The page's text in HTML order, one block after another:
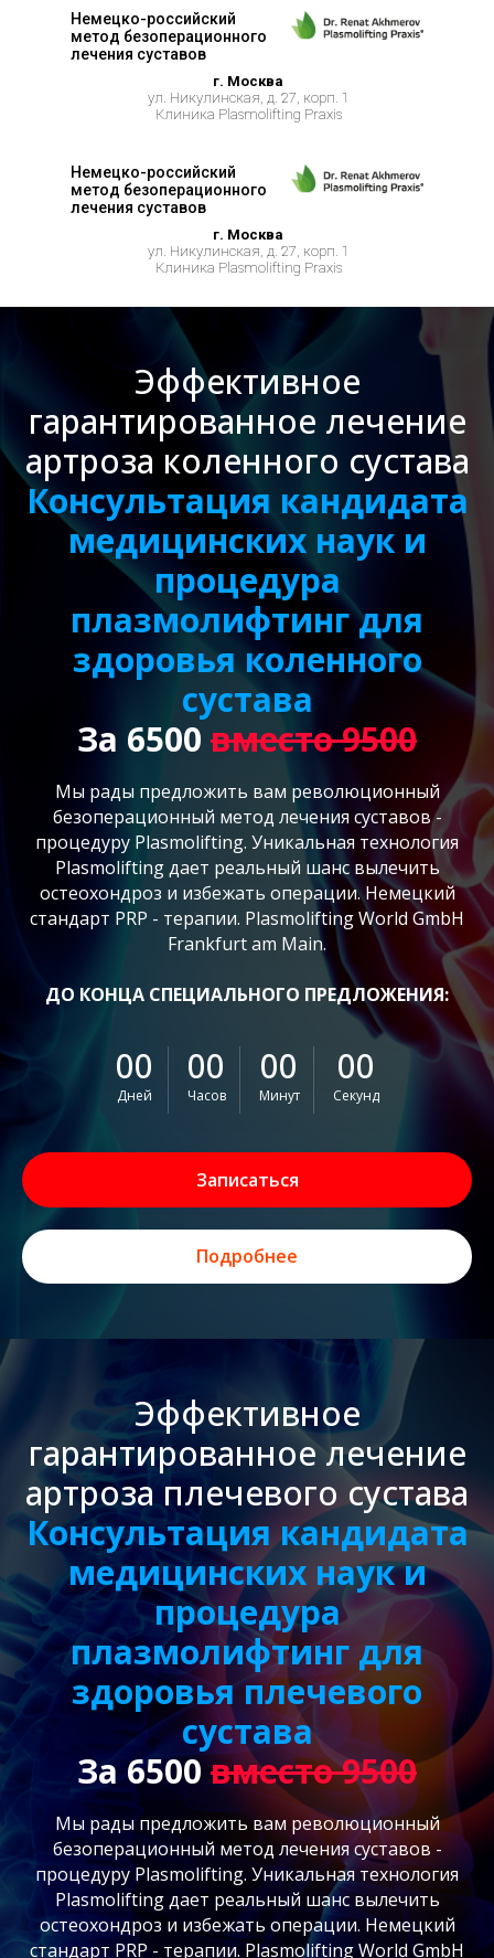
Немецко-российский
метод безоперационного
лечения суставов
г. Москва
ул. Никулинская, д. 27, корп. 1
Клиника Plasmolifting Praxis
Немецко-российский
метод безоперационного
лечения суставов
г. Москва
ул. Никулинская, д. 27, корп. 1
Клиника Plasmolifting Praxis
Эффективное
гарантированное лечение
артроза коленного сустава
Консультация кандидата
медицинских наук и
процедура
плазмолифтинг для
здоровья коленного
сустава
За 6500 вместо 9500
Мы рады предложить вам революционный
безоперационный метод лечения суставов -
процедуру Plasmolifting. Уникальная технология
Plasmolifting дает реальный шанс вылечить
остеохондроз и избежать операции. Немецкий
стандарт PRP - терапии. Plasmolifting World GmbH
Frankfurt am Main.
ДО КОНЦА СПЕЦИАЛЬНОГО ПРЕДЛОЖЕНИЯ:
00
Дней
00
Часов
00
Минут
00
Секунд
Записаться
Подробнее
Эффективное
гарантированное лечение
артроза плечевого сустава
Консультация кандидата
медицинских наук и
процедура
плазмолифтинг для
здоровья плечевого
сустава
За 6500 вместо 9500
Мы рады предложить вам революционный
безоперационный метод лечения суставов -
процедуру Plasmolifting. Уникальная технология
Plasmolifting дает реальный шанс вылечить
остеохондроз и избежать операции. Немецкий
стандарт PRP - терапии. Plasmolifting World GmbH